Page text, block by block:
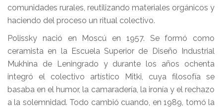
comunidades rurales, reutilizando materiales orgánicos y
haciendo del proceso un ritual colectivo.
Polissky nació en Moscú en 1957. Se formó como
ceramista en la Escuela Superior de Diseño Industrial
Mukhina de Leningrado y durante los años ochenta
integró el colectivo artístico Mitki, cuya filosofía se
basaba en el humor, la camaradería, la ironía y el rechazo
a la solemnidad. Todo cambió cuando, en 1989, tomó la